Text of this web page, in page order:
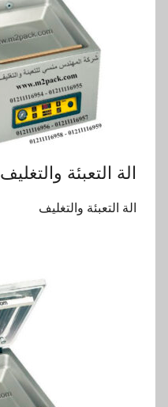
الة التعبئة والتغليف
الة التعبئة والتغليف